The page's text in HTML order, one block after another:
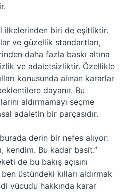
ilkelerinden biri de eşitliktir.
ve güzellik standartları,
daha fazla baskı altına
ve adaletsizliktir. Özellikle
konusunda alınan kararlar
dayanır. Bu
aldırmamayı seçme
adaletin bir parçasıdır.
derin bir nefes alıyor:
kendim. Bu kadar basit.”
de bu bakış açısını
üstündeki kılları aldırmak
vücudu hakkında karar